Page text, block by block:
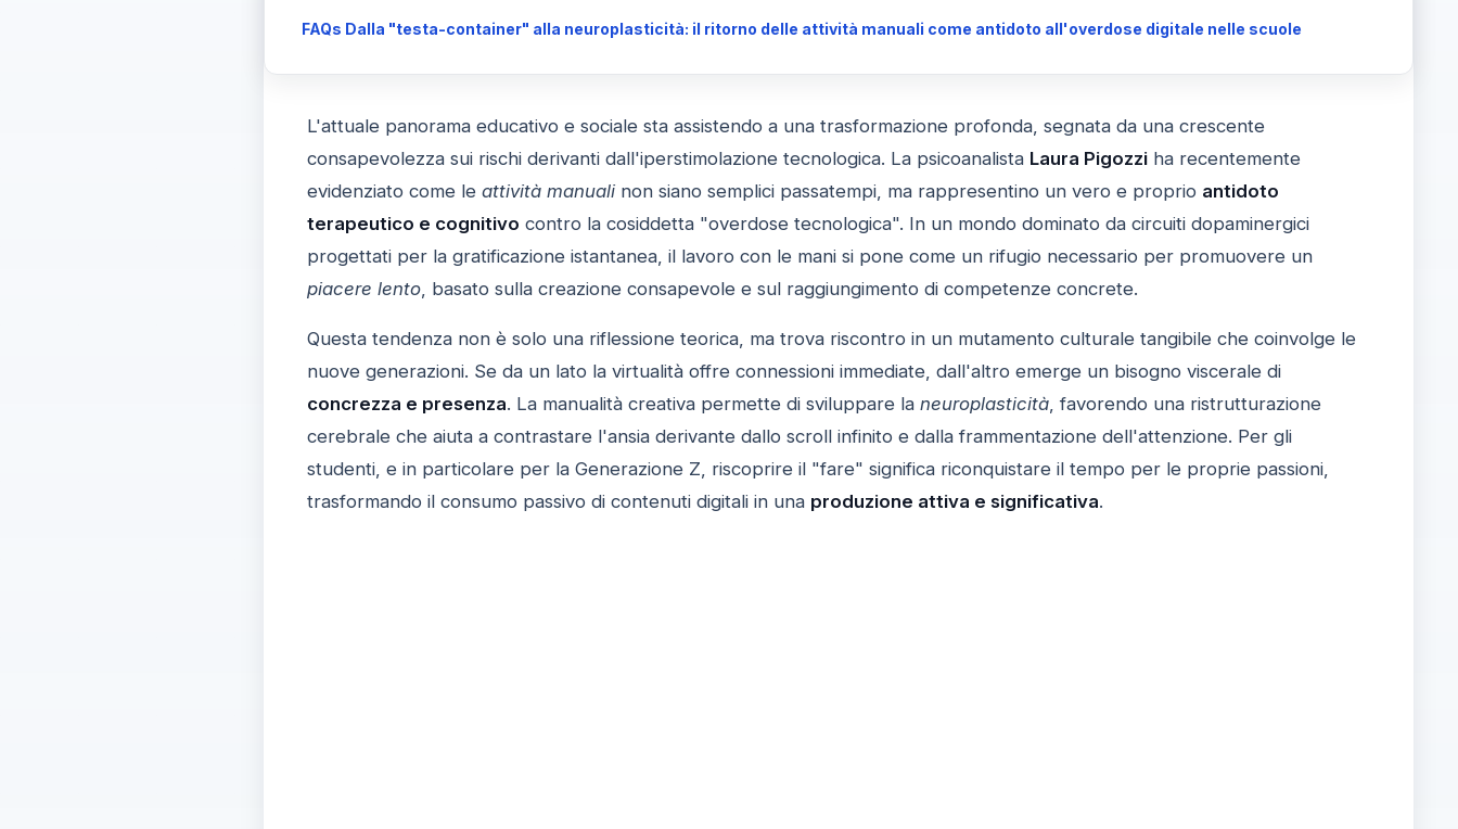
FAQs Dalla "testa-container" alla neuroplasticità: il ritorno delle attività manuali come antidoto all'overdose digitale nelle scuole
L'attuale panorama educativo e sociale sta assistendo a una trasformazione profonda, segnata da una crescente
consapevolezza sui rischi derivanti dall'iperstimolazione tecnologica. La psicoanalista Laura Pigozziha recentemente
evidenziato come le attività manualinon siano semplici passatempi, ma rappresentino un vero e proprio antidoto
terapeutico e cognitivo contro la cosiddetta "overdose tecnologica". In un mondo dominato da circuiti dopaminergici
progettati per la gratificazione istantanea, il lavoro con le mani si pone come un rifugio necessario per promuovere un
piacere lento, basato sulla creazione consapevole e sul raggiungimento di competenze concrete.
Questa tendenza non è solo una riflessione teorica, ma trova riscontro in un mutamento culturale tangibile che coinvolge le
nuove generazioni. Se da un lato la virtualità offre connessioni immediate, dall'altro emerge un bisogno viscerale di
concrezza e presenza. La manualità creativa permette di sviluppare la neuroplasticità, favorendo una ristrutturazione
cerebrale che aiuta a contrastare l'ansia derivante dallo scroll infinito e dalla frammentazione dell'attenzione. Per gli
studenti, e in particolare per la Generazione Z, riscoprire il "fare" significa riconquistare il tempo per le proprie passioni,
trasformando il consumo passivo di contenuti digitali in una produzione attiva e significativa.